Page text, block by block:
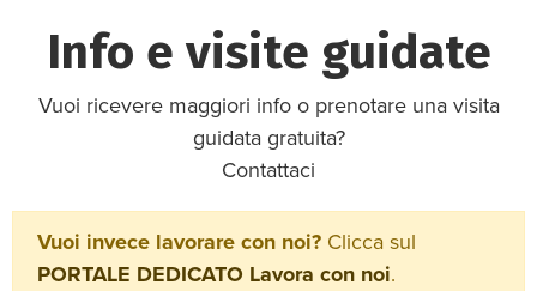
Info e visite guidate
Vuoi ricevere maggiori info o prenotare una visita
guidata gratuita?
Contattaci
Vuoi invece lavorare con noi? Clicca sul
PORTALE DEDICATO Lavora con noi.